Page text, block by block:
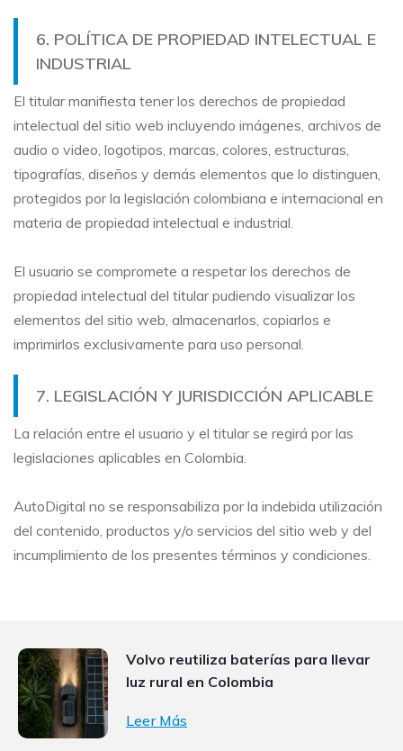
6. POLÍTICA DE PROPIEDAD INTELECTUAL E
INDUSTRIAL
El titular manifiesta tener los derechos de propiedad
intelectual del sitio web incluyendo imágenes, archivos de
audio o video, logotipos, marcas, colores, estructuras,
tipografías, diseños y demás elementos que lo distinguen,
protegidos por la legislación colombiana e internacional en
materia de propiedad intelectual e industrial.
El usuario se compromete a respetar los derechos de
propiedad intelectual del titular pudiendo visualizar los
elementos del sitio web, almacenarlos, copiarlos e
imprimirlos exclusivamente para uso personal.
7. LEGISLACIÓN Y JURISDICCIÓN APLICABLE
La relación entre el usuario y el titular se regirá por las
legislaciones aplicables en Colombia.
AutoDigital no se responsabiliza por la indebida utilización
del contenido, productos y/o servicios del sitio web y del
incumplimiento de los presentes términos y condiciones.
Volvo reutiliza baterías para llevar
luz rural en Colombia
Leer Más